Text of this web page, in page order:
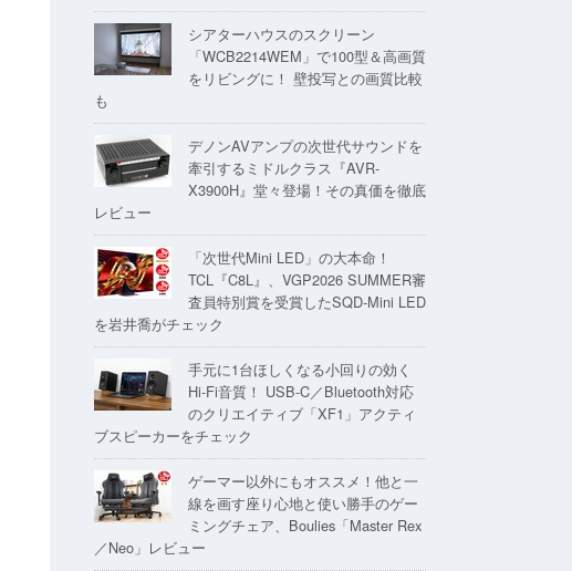
シアターハウスのスクリーン
「WCB2214WEM」で100型＆高画質
をリビングに！ 壁投写との画質比較
も
デノンAVアンプの次世代サウンドを
牽引するミドルクラス『AVR-
X3900H』堂々登場！その真価を徹底
レビュー
「次世代Mini LED」の大本命！
TCL『C8L』、VGP2026 SUMMER審
査員特別賞を受賞したSQD-Mini LED
を岩井喬がチェック
手元に1台ほしくなる小回りの効く
Hi-Fi音質！ USB-C／Bluetooth対応
のクリエイティブ「XF1」アクティ
ブスピーカーをチェック
ゲーマー以外にもオススメ！他と一
線を画す座り心地と使い勝手のゲー
ミングチェア、Boulies「Master Rex
／Neo」レビュー